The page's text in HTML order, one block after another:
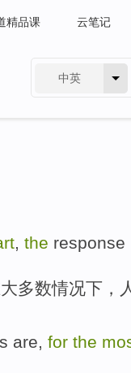
精品课 云笔记
中英
, the response
大多数情况下 ，
are, for the